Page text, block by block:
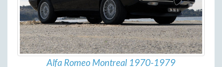
Alfa Romeo Montreal 1970-1979